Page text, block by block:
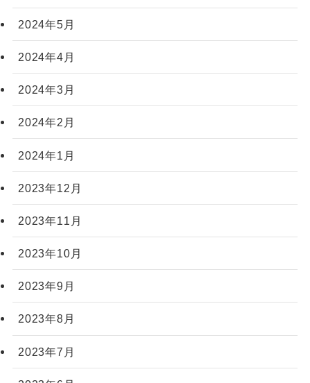
2024年5月
2024年4月
2024年3月
2024年2月
2024年1月
2023年12月
2023年11月
2023年10月
2023年9月
2023年8月
2023年7月